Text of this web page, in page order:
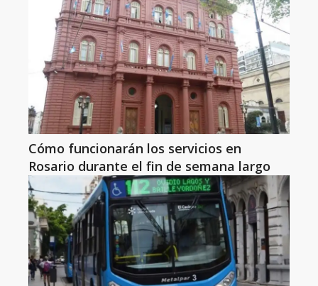
Cómo funcionarán los servicios en
Rosario durante el fin de semana largo